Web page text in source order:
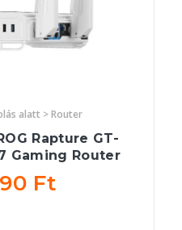
alatt > Router
Rapture GT-
Gaming Router
Ft